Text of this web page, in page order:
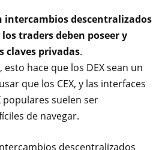
intercambios descentralizados
traders deben poseer y
claves privadas.
hace que los DEX sean un
que los CEX, y las interfaces
populares suelen ser
de navegar.
descentralizados